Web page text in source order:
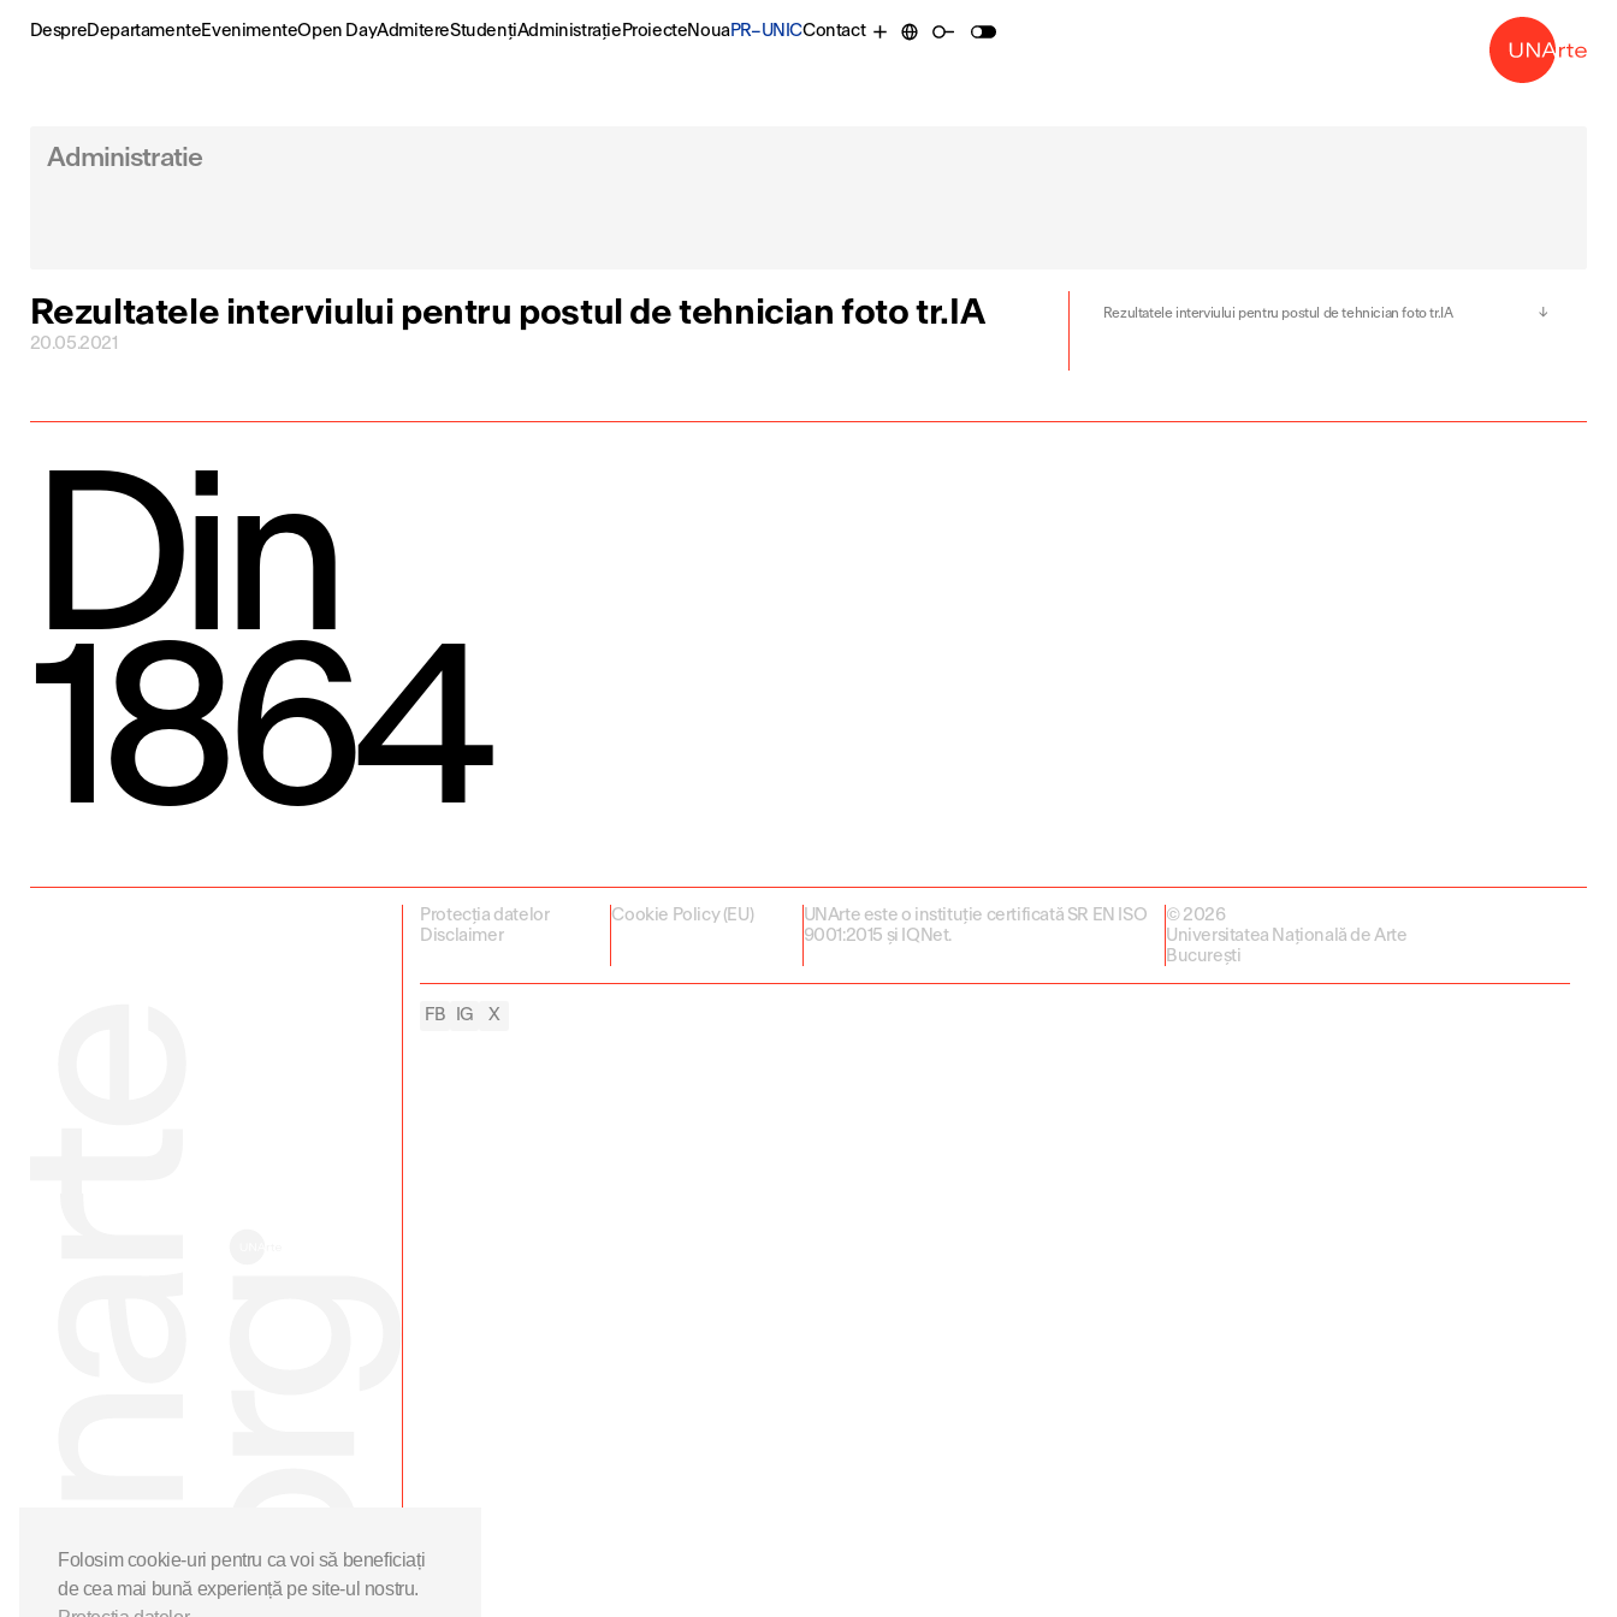
→
DespreDepartamenteEvenimenteOpen DayAdmitereStudențiAdministrație ProiecteNouaPR–UNICContact
Administratie
Rezultatele interviului pentru postul de tehnician foto tr.IA
20.05.2021
Rezultatele interviului pentru postul de tehnician foto tr.IA
Din
1864
Protecția datelor
Disclaimer
Cookie Policy (EU)
UNArte este o instituție certificată SR EN ISO
9001:2015 și IQNet.
© 2026
Universitatea Națională de Arte
București
FB IG X
Folosim cookie-uri pentru ca voi să beneficiați
de cea mai bună experiență pe site-ul nostru.